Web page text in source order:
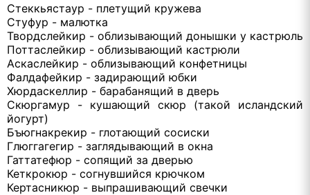
Стеккьястаур - плетущий кружева
Стуфур - малютка
Твордслейкир - облизывающий донышки у кастрюль
Поттаслейкир - облизывающий кастрюли
Аскаслейкир - облизывающий конфетницы
Фалдафейкир - задирающий юбки
Хюрдаскеллир - барабанящий в дверь
Скюргамур - кушающий скюр (такой исландский
йогурт)
Бъюгнакрекир - глотающий сосиски
Глюггагегир - заглядывающий в окна
Гаттатефюр - сопящий за дверью
Кеткрокюр - согнувшийся крючком
Кертасникюр - выпрашивающий свечки